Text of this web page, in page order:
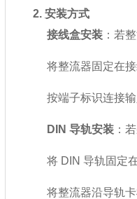
2. 安装方式
接线盒安装 ：若
将整流器固定在
按端子标识连接
DIN 导轨安装 ：
将 DIN 导轨固定
将整流器沿导轨